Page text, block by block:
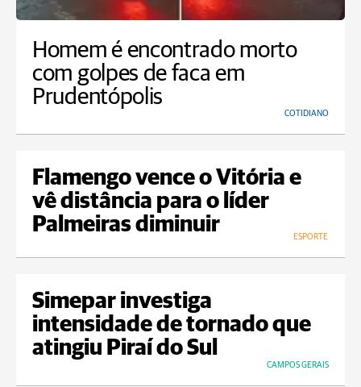
Homem é encontrado morto
com golpes de faca em
Prudentópolis
COTIDIANO
Flamengo vence o Vitória e
vê distância para o líder
Palmeiras diminuir
ESPORTE
Simepar investiga
intensidade de tornado que
atingiu Piraí do Sul
CAMPOS GERAIS